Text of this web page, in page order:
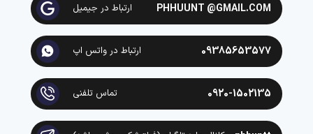
PHHUUNT @GMAIL.COM ارتباط در جیمیل
09385653577 ارتباط در واتس اپ
0920-1502135 تماس تلفنی